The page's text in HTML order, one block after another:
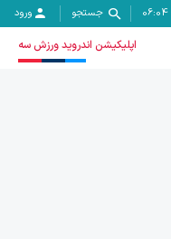
06:04 جستجو ورود
اپلیکیشن اندروید ورزش سه